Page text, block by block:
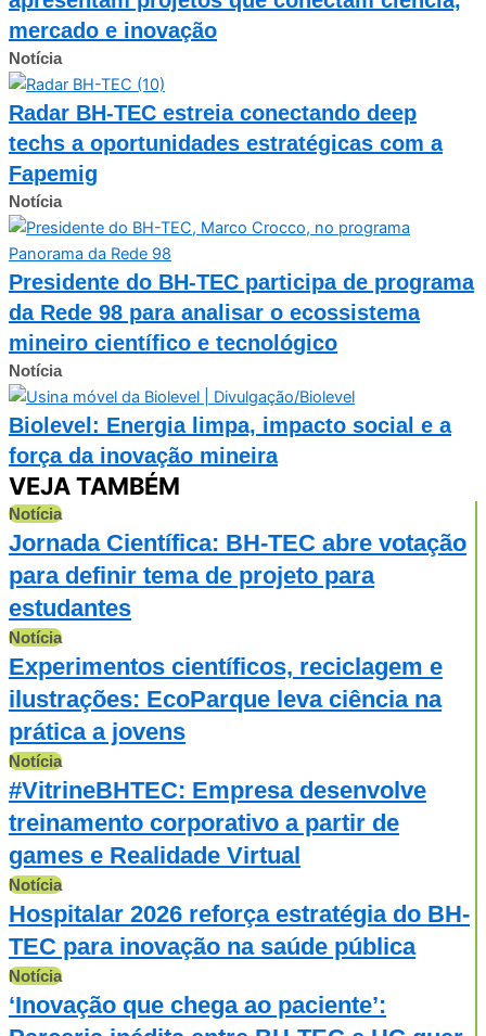
mercado e inovação
Notícia
Radar BH-TEC estreia conectando deep
techs a oportunidades estratégicas com a
Fapemig
Notícia
Presidente do BH-TEC participa de programa
da Rede 98 para analisar o ecossistema
mineiro científico e tecnológico
Notícia
Biolevel: Energia limpa, impacto social e a
força da inovação mineira
VEJA TAMBÉM
Notícia
Jornada Científica: BH-TEC abre votação
para definir tema de projeto para
estudantes
Notícia
Experimentos científicos, reciclagem e
ilustrações: EcoParque leva ciência na
prática a jovens
Notícia
#VitrineBHTEC: Empresa desenvolve
treinamento corporativo a partir de
games e Realidade Virtual
Notícia
Hospitalar 2026 reforça estratégia do BH-
TEC para inovação na saúde pública
Notícia
‘Inovação que chega ao paciente’: